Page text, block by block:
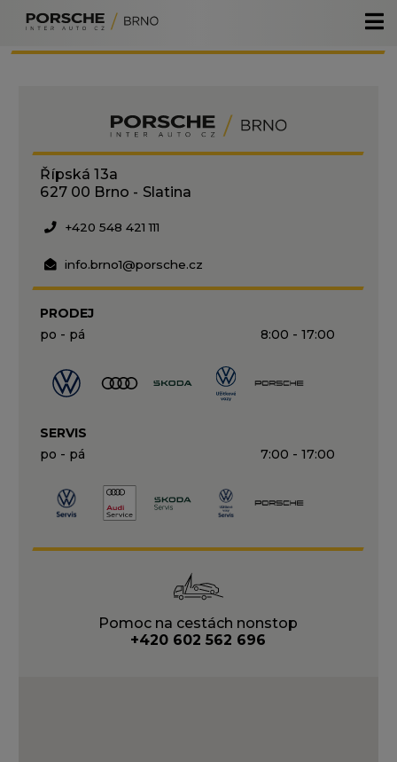
Škoda
Volkswagen užitkové
Porsche
DasWelt Auto
Škoda Plus
Porsche Approved
Specialista oprav po nehodách
O nás
Kontakty
Řípská 13a
627 00 Brno - Slatina
+420 548 421 111
info.brno1@porsche.cz
PRODEJ
po - pá
8:00 - 17:00
SERVIS
po - pá
7:00 - 17:00
Pomoc na cestách nonstop
+420 602 562 696